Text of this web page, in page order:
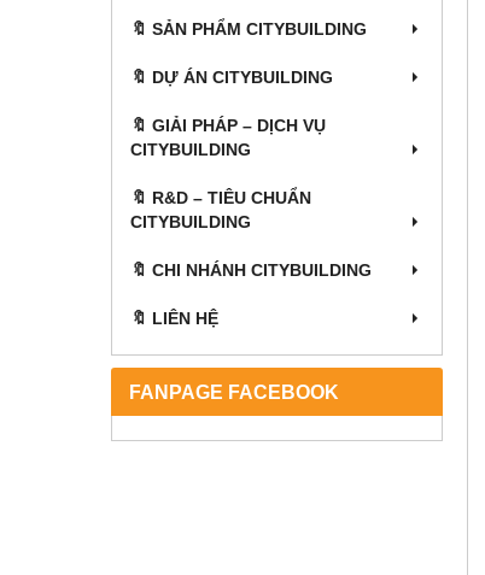
🔖 SẢN PHẨM CITYBUILDING
🔖 DỰ ÁN CITYBUILDING
🔖 GIẢI PHÁP – DỊCH VỤ
CITYBUILDING
🔖​​​​​​​ R&D – TIÊU CHUẨN
CITYBUILDING
🔖 CHI NHÁNH CITYBUILDING
🔖 LIÊN HỆ
FANPAGE FACEBOOK